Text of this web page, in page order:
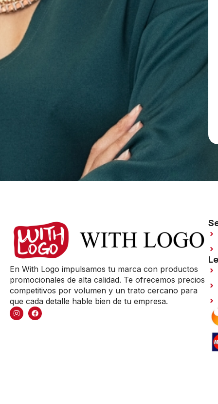
En With Logo impulsamos tu marca con productos
promocionales de alta calidad. Te ofrecemos precios
competitivos por volumen y un trato cercano para
que cada detalle hable bien de tu empresa.